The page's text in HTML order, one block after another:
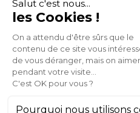
À PROPOS DE MILIBOO
AIDE & CONTACT